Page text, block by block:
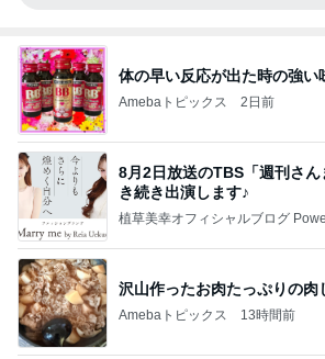
体の早い反応が出た時の強い
Amebaトピックス 2日前
8月2日放送のTBS「週刊さん
き続き出演します♪
植草美幸オフィシャルブログ
沢山作ったお肉たっぷりの肉
Amebaトピックス 13時間前